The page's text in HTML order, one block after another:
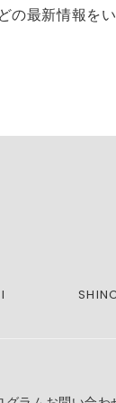
最新情報を